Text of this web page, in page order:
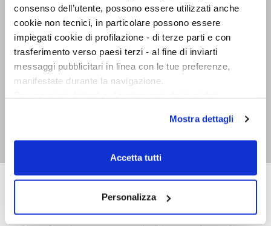
consenso dell’utente, possono essere utilizzati anche
cookie non tecnici, in particolare possono essere
impiegati cookie di profilazione - di terze parti e con
trasferimento verso paesi terzi - al fine di inviarti
messaggi pubblicitari in linea con le tue preferenze,
manifestate durante la navigazione.
scelte privacy sui cookie, ti invitiamo a prendere visione
dell’informativa cookie.
Chiudendo il banner tramite la “X” prosegui la
dei soli cookie tecnici. Selezionando “Accetta tutti” presti
il tuo consenso alla profilazione che potrai revocare in
ogni momentoRevoca
Mostra dettagli
Accetta tutti
Personalizza
trovare nel disordine la possibile chiave di riuscita per vivere
felici.
Legatura Brossura
Pagine 144
In libreria da Gennaio 2021
Ebook Disponibile
Anne Marie Canda